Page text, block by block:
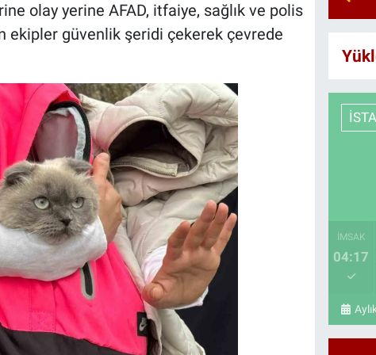
olay yerine AFAD, itfaiye, sağlık ve polis
ekipler güvenlik şeridi çekerek çevrede
İMSAK
04:17